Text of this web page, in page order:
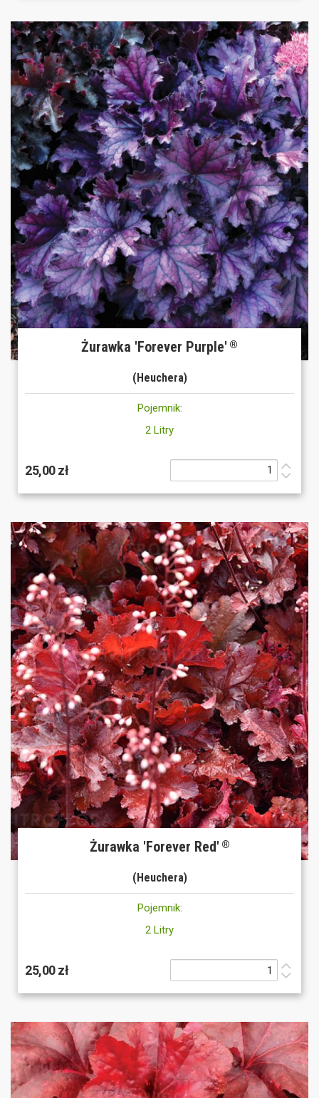
Żurawka 'Forever Purple' ®
(Heuchera)
Pojemnik:
2 Litry
25,00 zł
Żurawka 'Forever Red' ®
(Heuchera)
Pojemnik:
2 Litry
25,00 zł